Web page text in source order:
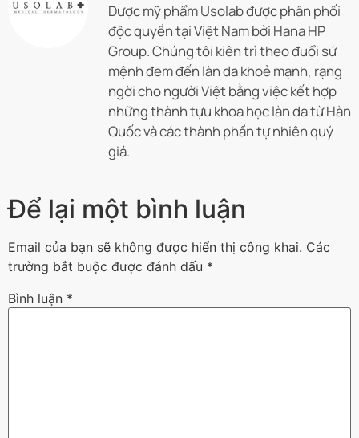
Dược mỹ phẩm Usolab được phân phối
độc quyền tại Việt Nam bởi Hana HP
Group. Chúng tôi kiên trì theo đuổi sứ
mệnh đem đến làn da khoẻ mạnh, rạng
ngời cho người Việt bằng việc kết hợp
những thành tựu khoa học làn da từ Hàn
Quốc và các thành phần tự nhiên quý
giá.
Để lại một bình luận
Email của bạn sẽ không được hiển thị công khai. Các
trường bắt buộc được đánh dấu *
Bình luận *